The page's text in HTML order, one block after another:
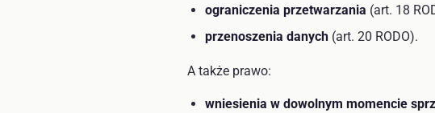
ograniczenia przetwarzania (art. 18
przenoszenia danych (art. 20 RODO).
A także prawo:
wniesienia w dowolnym momencie